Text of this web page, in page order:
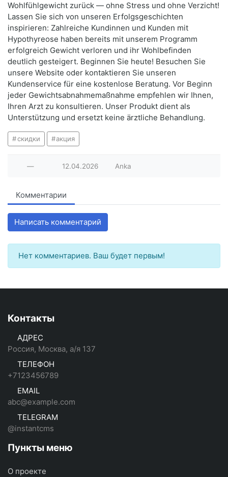
Wohlfühlgewicht zurück — ohne Stress und ohne Verzicht!
Lassen Sie sich von unseren Erfolgsgeschichten
inspirieren: Zahlreiche Kundinnen und Kunden mit
Hypothyreose haben bereits mit unserem Programm
erfolgreich Gewicht verloren und ihr Wohlbefinden
deutlich gesteigert. Beginnen Sie heute! Besuchen Sie
unsere Website oder kontaktieren Sie unseren
Kundenservice für eine kostenlose Beratung. Vor Beginn
jeder Gewichtsabnahmemaßnahme empfehlen wir Ihnen,
Ihren Arzt zu konsultieren. Unser Produkt dient als
Unterstützung und ersetzt keine ärztliche Behandlung.
скидки акция
— 12.04.2026 Anka
Комментарии
Написать комментарий
Нет комментариев. Ваш будет первым!
Контакты
АДРЕС
Россия, Москва, а/я 137
ТЕЛЕФОН
+7123456789
EMAIL
abc@example.com
TELEGRAM
@instantcms
Пункты меню
О проекте